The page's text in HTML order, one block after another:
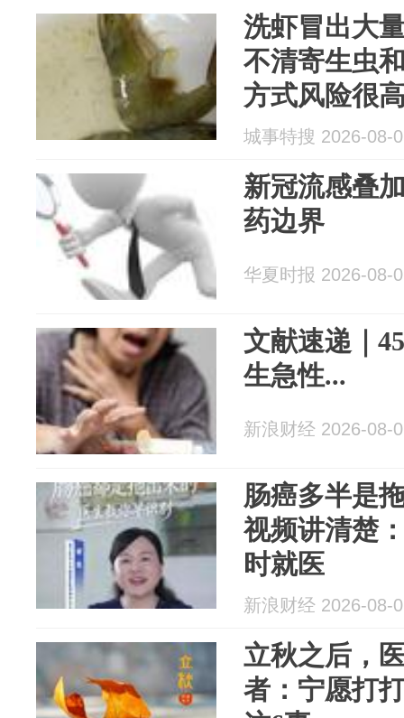
洗虾冒出大
不清寄生虫
方式风险很
城事特搜 2026-08-
新冠流感叠
药边界
华夏时报 2026-08-
文献速递｜
生急性...
新浪财经 2026-08-
肠癌多半是
视频讲清楚
时就医
新浪财经 2026-08-
立秋之后，
者：宁愿打